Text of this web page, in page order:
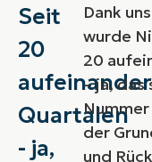
Seit
20
Quartalen
- ja,
Dank
wurde
20
– ja, das
der
und